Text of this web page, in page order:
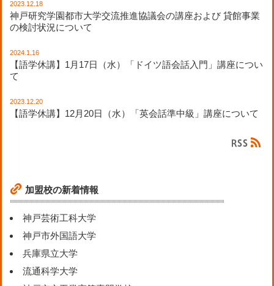
2023.12.18
神戸研究学園都市大学交流推進協議会の講座および 貸館事業
の検討状況について
2024.1.16
【語学休講】1月17日（水）「ドイツ語会話入門」講座につい
て
2023.12.20
【語学休講】12月20日（水）「英会話準中級」講座について
加盟校の新着情報
神戸芸術工科大学
神戸市外国語大学
兵庫県立大学
流通科学大学